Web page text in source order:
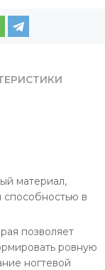
материал,
в
позволяет
ровную
ногтевой